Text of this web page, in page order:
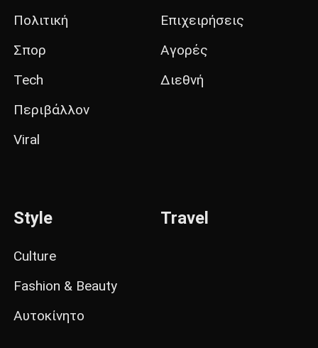
Πολιτική
Σπορ
Tech
Περιβάλλον
Viral
Επιχειρήσεις
Αγορές
Διεθνή
Style
Culture
Fashion & Beauty
Αυτοκίνητο
Travel